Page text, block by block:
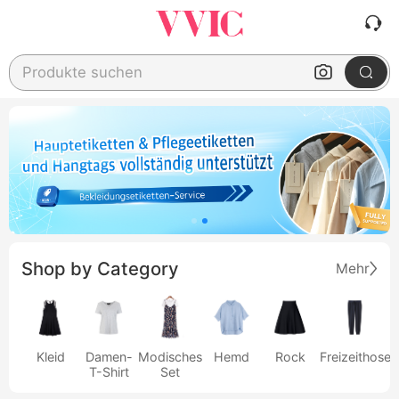
Produkte suchen
Shop by Category Mehr
Kleid
Damen-
T-Shirt
Modisches
Set
Hemd Rock Freizeithose